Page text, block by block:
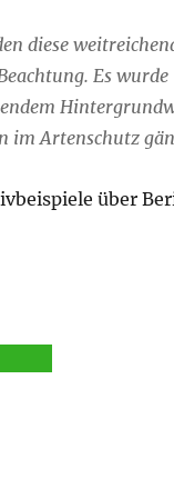
diese
Es
im Artenschutz
über